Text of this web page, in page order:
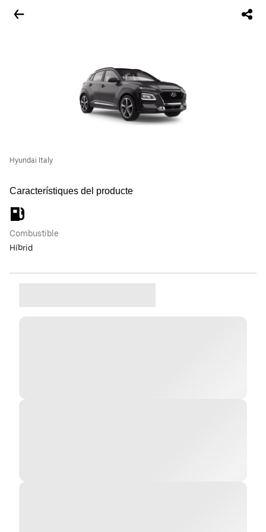
Hyundai Italy
Característiques del producte
Combustible
Híbrid